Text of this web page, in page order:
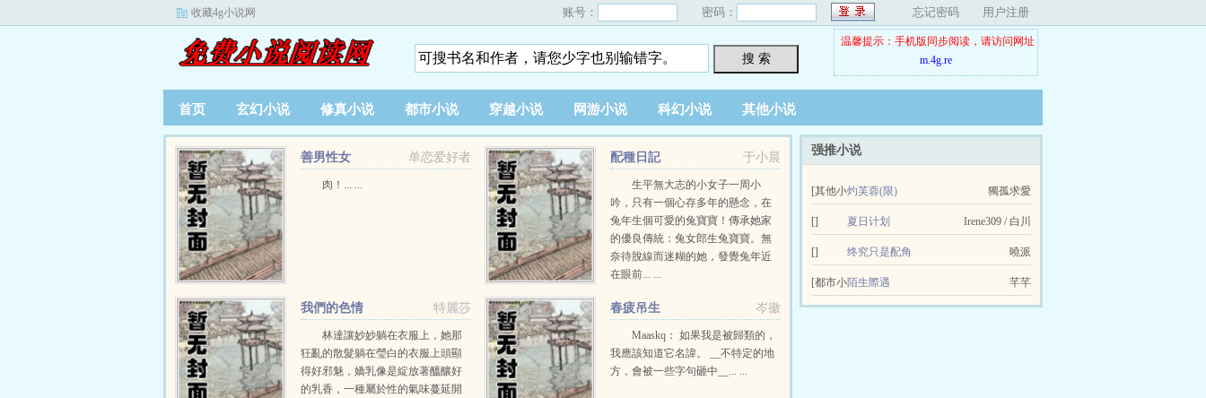
收藏4g小说网 账号： 密码： 忘记密码 用户注册
搜 索
温馨提示：手机版同步阅读，请访问网址
m.4g.re
首页 玄幻小说 修真小说 都市小说 穿越小说 网游小说 科幻小说 其他小说
单恋爱好者
善男性女
肉！... ...
于小晨
配種日記
生平無大志的小女子一周小
吟，只有一個心存多年的懸念，在
兔年生個可愛的兔寶寶！傳承她家
的優良傳統：兔女郎生兔寶寶。無
奈待脫線而迷糊的她，發覺兔年近
在眼前... ...
特麗莎
我們的色情
林達讓妙妙躺在衣服上，她那
狂亂的散髮躺在瑩白的衣服上頭顯
得好邪魅，嬌乳像是綻放著醞釀好
的乳香，一種屬於性的氣味蔓延開
岑徽
春疲吊生
Maaskq： 如果我是被歸類的，
我應該知道它名諱。 __不特定的地
方，會被一些字句砸中__... ...
强推小说
[其他小
说]
灼芙蓉(限) 獨孤求愛
[] 夏日计划 Irene309 / 白川
[] 终究只是配角 曉派
[都市小
说]
陌生際遇 芊芊